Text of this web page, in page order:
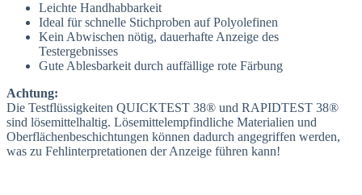
Leichte Handhabbarkeit
Ideal für schnelle Stichproben auf Polyolefinen
Kein Abwischen nötig, dauerhafte Anzeige des
Testergebnisses
Gute Ablesbarkeit durch auffällige rote Färbung
Achtung:
Die Testflüssigkeiten QUICKTEST 38® und RAPIDTEST 38®
sind lösemittelhaltig. Lösemittelempfindliche Materialien und
Oberflächenbeschichtungen können dadurch angegriffen werden,
was zu Fehlinterpretationen der Anzeige führen kann!